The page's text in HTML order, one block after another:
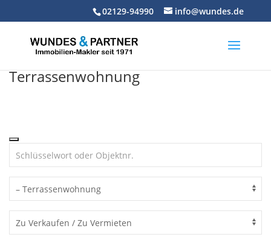
02129-94990 info@wundes.de
Terrassenwohnung